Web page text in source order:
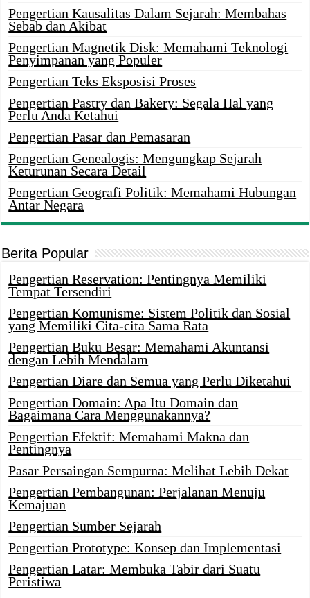
Pengertian Kausalitas Dalam Sejarah: Membahas
Sebab dan Akibat
Pengertian Magnetik Disk: Memahami Teknologi
Penyimpanan yang Populer
Pengertian Teks Eksposisi Proses
Pengertian Pastry dan Bakery: Segala Hal yang
Perlu Anda Ketahui
Pengertian Pasar dan Pemasaran
Pengertian Genealogis: Mengungkap Sejarah
Keturunan Secara Detail
Pengertian Geografi Politik: Memahami Hubungan
Antar Negara
Berita Popular
Pengertian Reservation: Pentingnya Memiliki
Tempat Tersendiri
Pengertian Komunisme: Sistem Politik dan Sosial
yang Memiliki Cita-cita Sama Rata
Pengertian Buku Besar: Memahami Akuntansi
dengan Lebih Mendalam
Pengertian Diare dan Semua yang Perlu Diketahui
Pengertian Domain: Apa Itu Domain dan
Bagaimana Cara Menggunakannya?
Pengertian Efektif: Memahami Makna dan
Pentingnya
Pasar Persaingan Sempurna: Melihat Lebih Dekat
Pengertian Pembangunan: Perjalanan Menuju
Kemajuan
Pengertian Sumber Sejarah
Pengertian Prototype: Konsep dan Implementasi
Pengertian Latar: Membuka Tabir dari Suatu
Peristiwa